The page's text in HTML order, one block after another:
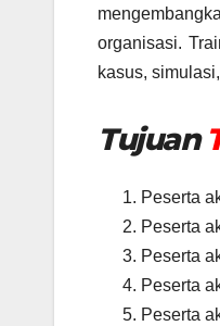
organisasi.
kasus,
Tujuan
Peserta
Peserta
Peserta
Peserta
Peserta